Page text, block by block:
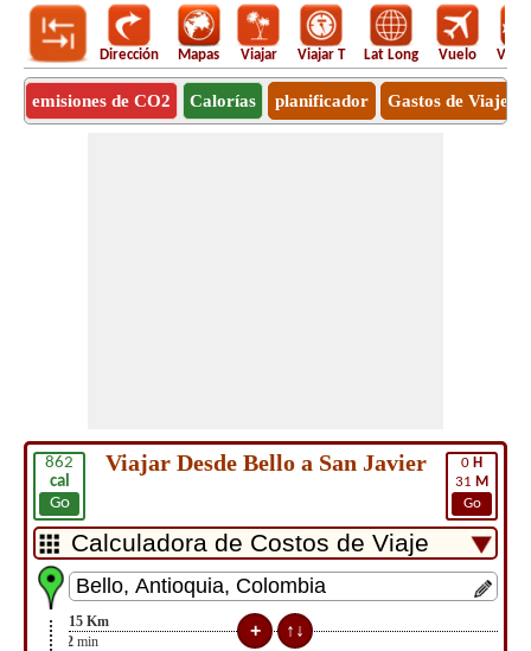
Dirección Mapas Viajar Viajar T Lat Long Vuelo
emisiones de CO2 Calorías planificador Gastos de Viaje
862
cal
Go
0 H
31 M
Go
Viajar Desde Bello a San Javier
15 Km
32 min